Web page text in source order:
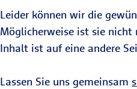
Leider können wir die
Möglicherweise ist sie nicht
Inhalt ist auf eine andere
Lassen Sie uns gemeinsam